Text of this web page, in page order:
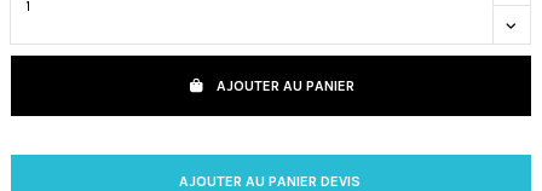
AJOUTER AU PANIER
AJOUTER AU PANIER DEVIS